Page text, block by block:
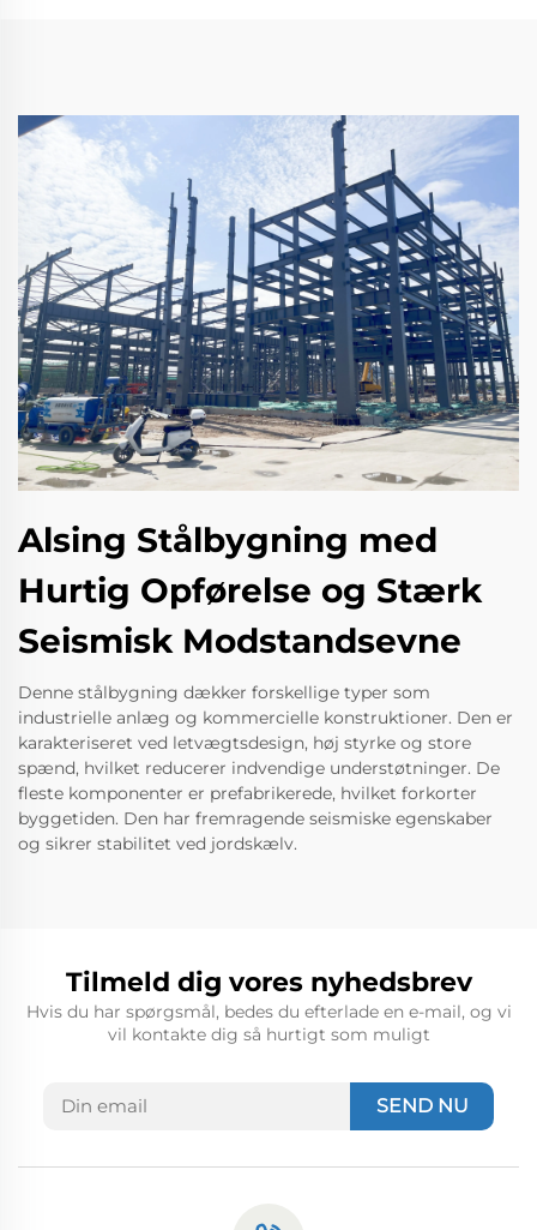
Alsing Stålbygning med
Hurtig Opførelse og Stærk
Seismisk Modstandsevne
Denne stålbygning dækker forskellige typer som
industrielle anlæg og kommercielle konstruktioner. Den er
karakteriseret ved letvægtsdesign, høj styrke og store
spænd, hvilket reducerer indvendige understøtninger. De
fleste komponenter er prefabrikerede, hvilket forkorter
byggetiden. Den har fremragende seismiske egenskaber
og sikrer stabilitet ved jordskælv.
Tilmeld dig vores nyhedsbrev
Hvis du har spørgsmål, bedes du efterlade en e-mail, og vi
vil kontakte dig så hurtigt som muligt
SEND NU